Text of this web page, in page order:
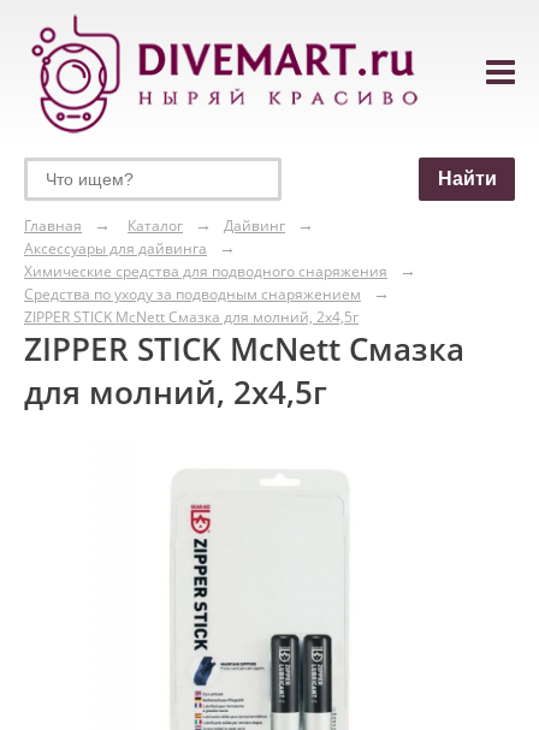
Главная Каталог
Дайвинг
Аксессуары для дайвинга
Химические средства для подводного снаряжения
Средства по уходу за подводным снаряжением
ZIPPER STICK McNett Смазка для молний, 2х4,5г
ZIPPER STICK McNett Смазка
для молний, 2х4,5г